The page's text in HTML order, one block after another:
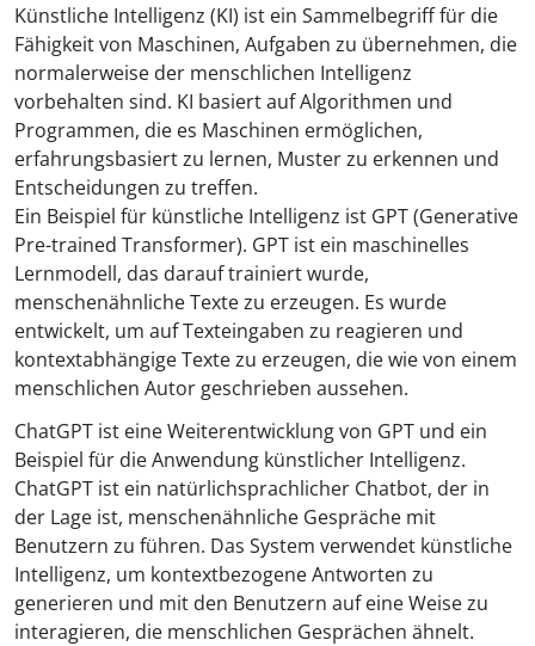
Künstliche Intelligenz (KI) ist ein Sammelbegriff für die
Fähigkeit von Maschinen, Aufgaben zu übernehmen, die
normalerweise der menschlichen Intelligenz
vorbehalten sind. KI basiert auf Algorithmen und
Programmen, die es Maschinen ermöglichen,
erfahrungsbasiert zu lernen, Muster zu erkennen und
Entscheidungen zu treffen.
Ein Beispiel für künstliche Intelligenz ist GPT (Generative
Pre-trained Transformer). GPT ist ein maschinelles
Lernmodell, das darauf trainiert wurde,
menschenähnliche Texte zu erzeugen. Es wurde
entwickelt, um auf Texteingaben zu reagieren und
kontextabhängige Texte zu erzeugen, die wie von einem
menschlichen Autor geschrieben aussehen.
ChatGPT ist eine Weiterentwicklung von GPT und ein
Beispiel für die Anwendung künstlicher Intelligenz.
ChatGPT ist ein natürlichsprachlicher Chatbot, der in
der Lage ist, menschenähnliche Gespräche mit
Benutzern zu führen. Das System verwendet künstliche
Intelligenz, um kontextbezogene Antworten zu
generieren und mit den Benutzern auf eine Weise zu
interagieren, die menschlichen Gesprächen ähnelt.